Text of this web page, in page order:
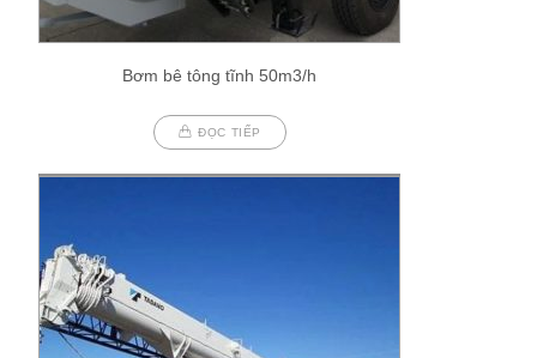
Bơm bê tông tĩnh 50m3/h
ĐỌC TIẾP